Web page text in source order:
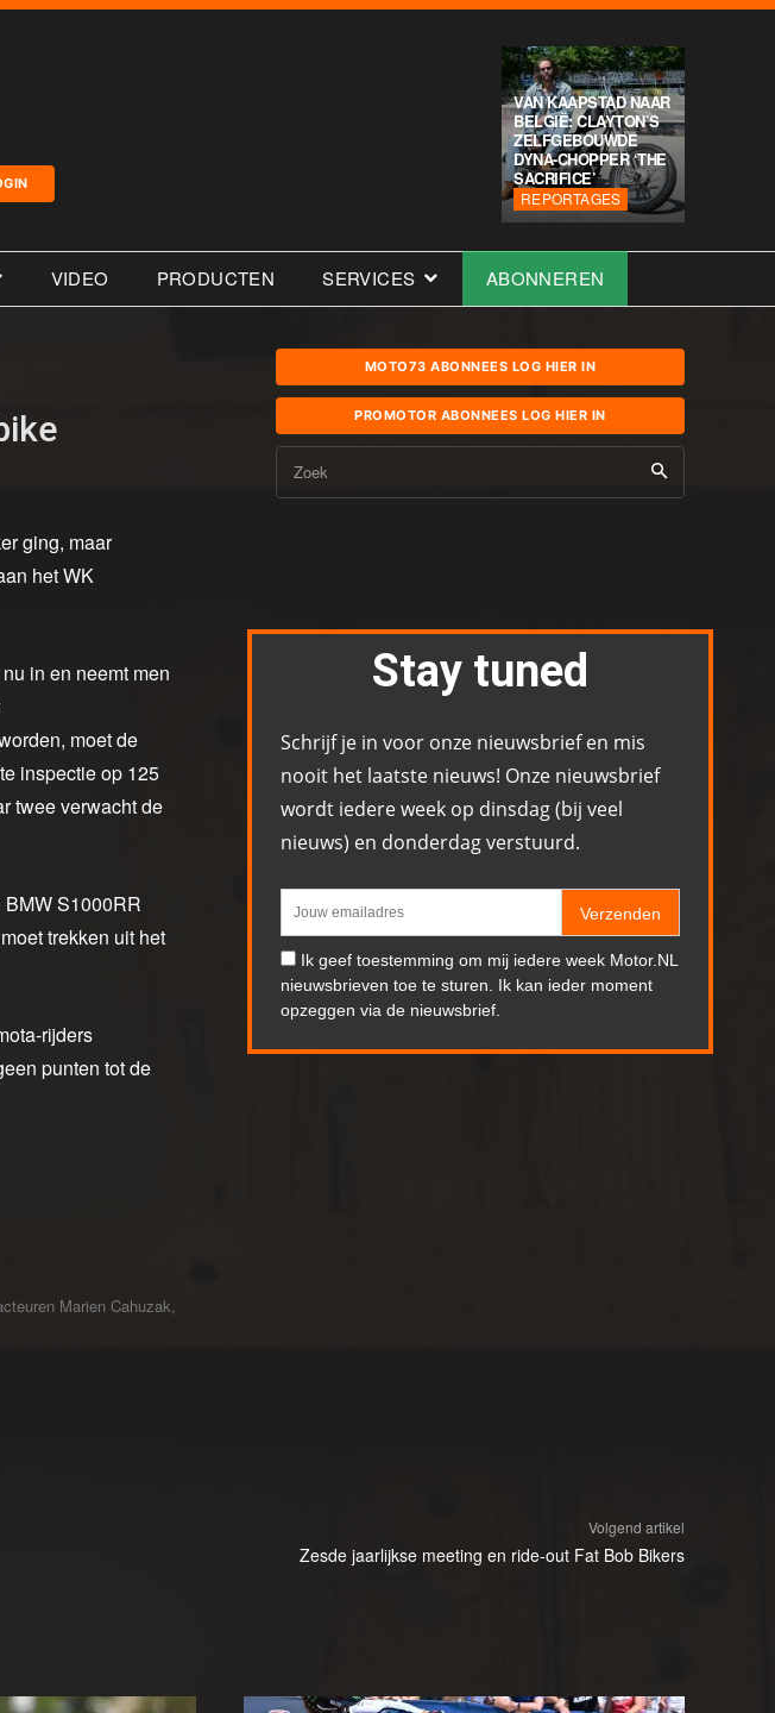
VAN KAAPSTAD NAAR
BELGIË: CLAYTON’S
ZELFGEBOUWDE
DYNA-CHOPPER ‘THE
SACRIFICE’
REPORTAGES
VIDEO PRODUCTEN SERVICES ABONNEREN
ging, maar
het WK
in en neemt men
moet de
inspectie op 125
twee verwacht de
S1000RR
trekken uit het
rijders
punten tot de
Marien Cahuzak,
MOTO73 ABONNEES LOG HIER IN
PROMOTOR ABONNEES LOG HIER IN
Zoek
Stay tuned
Schrijf je in voor onze nieuwsbrief en mis
nooit het laatste nieuws! Onze nieuwsbrief
wordt iedere week op dinsdag (bij veel
nieuws) en donderdag verstuurd.
Verzenden
Ik geef toestemming om mij iedere week Motor.NL
nieuwsbrieven toe te sturen. Ik kan ieder moment
opzeggen via de nieuwsbrief.
Volgend artikel
Zesde jaarlijkse meeting en ride-out Fat Bob Bikers